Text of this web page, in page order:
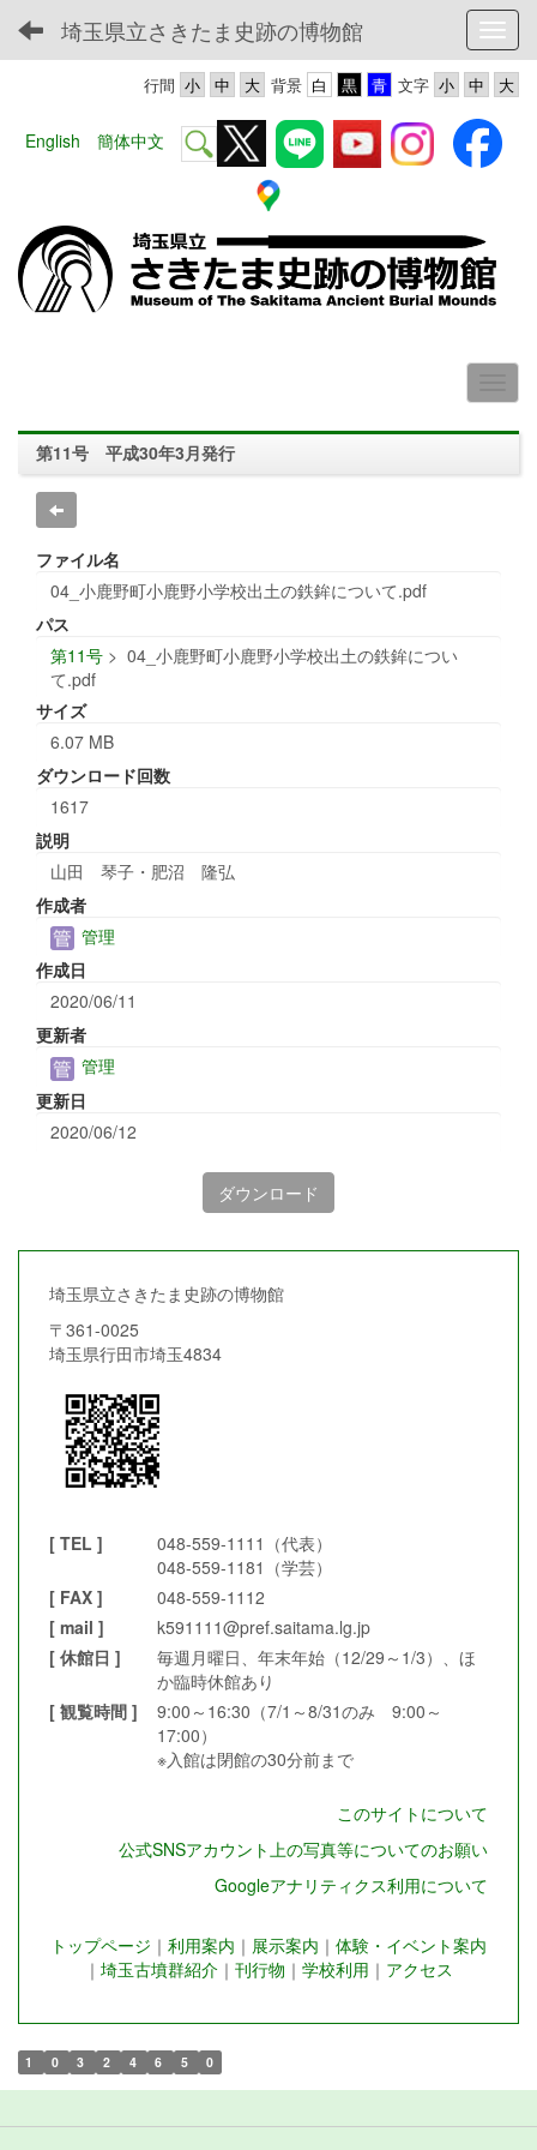
埼玉県立さきたま史跡の博物館
文字
背景
行間
English 簡体中文
第11号 平成30年3月発行
ファイル名
04_小鹿野町小鹿野小学校出土の鉄鉾について.pdf
パス
第11号 > 04_小鹿野町小鹿野小学校出土の鉄鉾につい
て.pdf
サイズ
6.07 MB
ダウンロード回数
1617
説明
山田 琴子・肥沼 隆弘
作成者
管理
作成日
2020/06/11
更新者
管理
更新日
2020/06/12
ダウンロード
埼玉県立さきたま史跡の博物館
〒361-0025
埼玉県行田市埼玉4834
[ TEL ]
048-559-1111（代表）
048-559-1181（学芸）
[ FAX ]
048-559-1112
[ mail ]
k591111@pref.saitama.lg.jp
[ 休館日 ]
毎週月曜日、年末年始（12/29～1/3）、ほ
か臨時休館あり
[ 観覧時間 ]
9:00～16:30（7/1～8/31のみ 9:00～
17:00）
※入館は閉館の30分前まで
このサイトについて
公式SNSアカウント上の写真等についてのお願い
Googleアナリティクス利用について
トップページ ｜ 利用案内 ｜ 展示案内 ｜ 体験・イベント案内
｜ 埼玉古墳群紹介 ｜ 刊行物 ｜ 学校利用 ｜ アクセス
1 0 3 2 4 6 5 0